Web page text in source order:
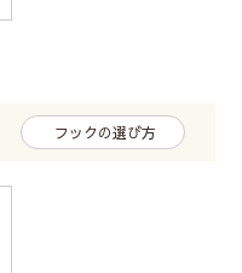
フックの選び方